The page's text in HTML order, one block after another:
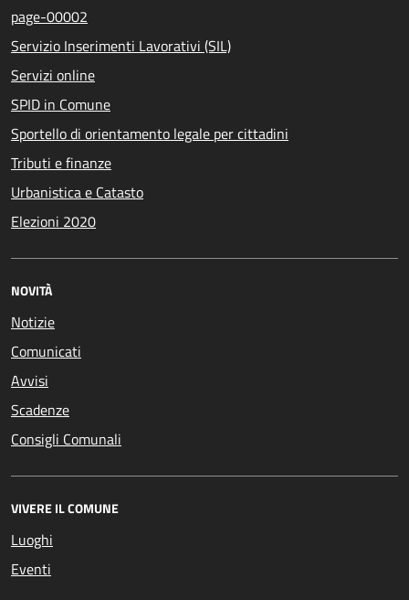
page-00002
Servizio Inserimenti Lavorativi (SIL)
Servizi online
SPID in Comune
Sportello di orientamento legale per cittadini
Tributi e finanze
Urbanistica e Catasto
Elezioni 2020
NOVITÀ
Notizie
Comunicati
Avvisi
Scadenze
Consigli Comunali
VIVERE IL COMUNE
Luoghi
Eventi